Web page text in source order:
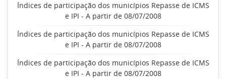
Índices de participação dos municípios Repasse de ICMS
e IPI - A partir de 08/07/2008
Índices de participação dos municípios Repasse de ICMS
e IPI - A partir de 08/07/2008
Índices de participação dos municípios Repasse de ICMS
e IPI - A partir de 08/07/2008